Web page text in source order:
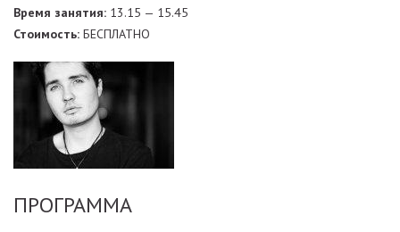
Время занятия: 13.15 — 15.45
Стоимость: БЕСПЛАТНО
ПРОГРАММА